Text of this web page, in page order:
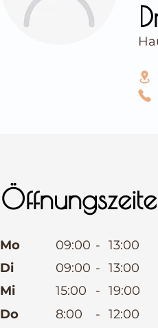
Mo
09:00 - 13:00
Di
09:00 - 13:00
Mi
15:00 - 19:00
Do
8:00 - 12:00